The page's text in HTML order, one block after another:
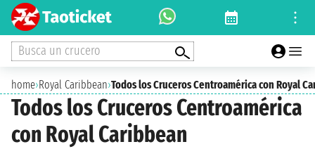
Busca un crucero
home›Royal Caribbean›Todos los Cruceros Centroamérica con Royal
Todos los Cruceros Centroamérica
con Royal Caribbean